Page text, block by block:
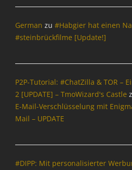
c
u
g
,
N
a
German zu #Habgier hat einen
#steinbrückfilme [Update!]
P2P-Tutorial: #ChatZilla & TOR –
2 [UPDATE] – TmoWizard's Castle
E-Mail-Verschlüsselung mit
Mail – UPDATE
#DIPP: Mit personalisierter